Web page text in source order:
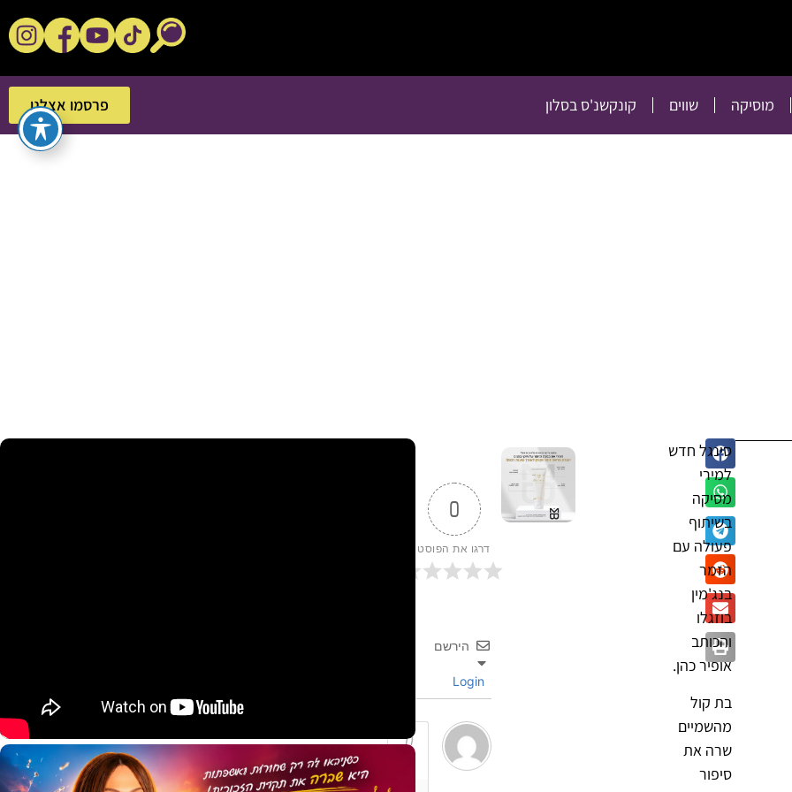
מוסיקה שווים קונקשנ'ס בסלון פרסמו אצלנו
פרסמו אצלנו
סינגל חדש
למירי
מסיקה
בשיתוף
פעולה עם
הזמר
בנג'מין
בוזגלו
והכותב
אופיר כהן.
בת קול
מהשמיים
שרה את
סיפור
0
דרגו את הפוסט
הירשם